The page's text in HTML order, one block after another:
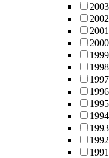
2003
2002
2001
2000
1999
1998
1997
1996
1995
1994
1993
1992
1991